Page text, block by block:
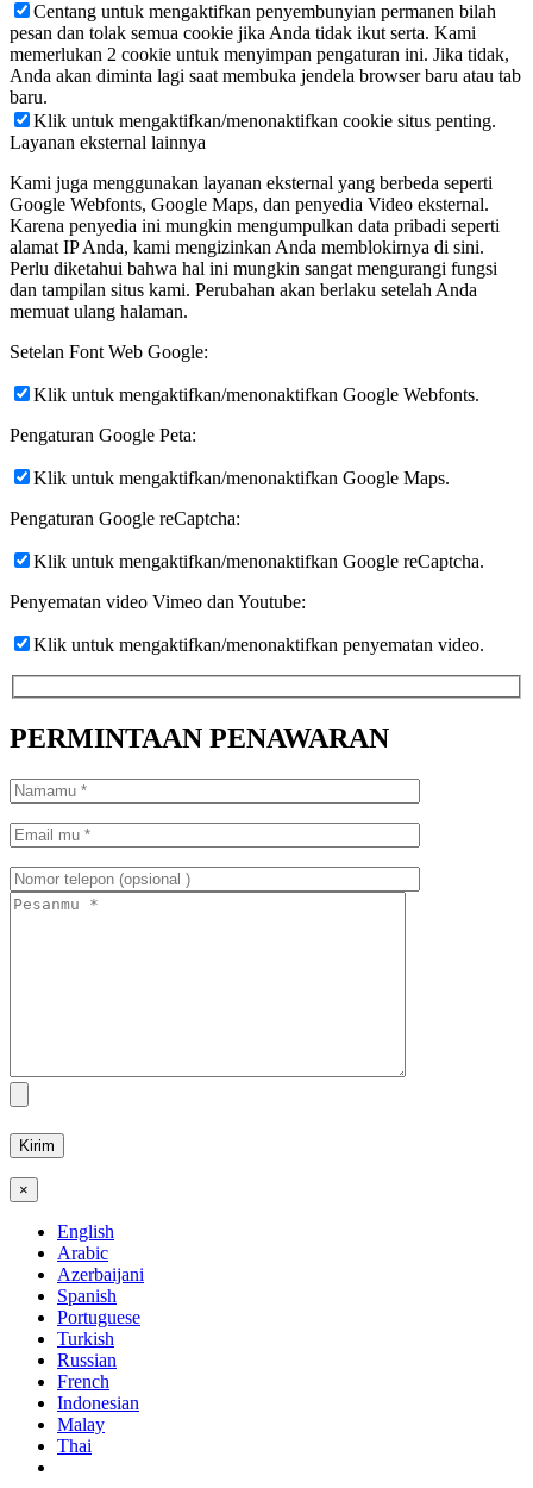
Centang untuk mengaktifkan penyembunyian permanen bilah
pesan dan tolak semua cookie jika Anda tidak ikut serta. Kami
memerlukan 2 cookie untuk menyimpan pengaturan ini. Jika tidak,
Anda akan diminta lagi saat membuka jendela browser baru atau tab
baru.
Klik untuk mengaktifkan/menonaktifkan cookie situs penting.
Layanan eksternal lainnya
Kami juga menggunakan layanan eksternal yang berbeda seperti
Google Webfonts, Google Maps, dan penyedia Video eksternal.
Karena penyedia ini mungkin mengumpulkan data pribadi seperti
alamat IP Anda, kami mengizinkan Anda memblokirnya di sini.
Perlu diketahui bahwa hal ini mungkin sangat mengurangi fungsi
dan tampilan situs kami. Perubahan akan berlaku setelah Anda
memuat ulang halaman.
Setelan Font Web Google:
Klik untuk mengaktifkan/menonaktifkan Google Webfonts.
Pengaturan Google Peta:
Klik untuk mengaktifkan/menonaktifkan Google Maps.
Pengaturan Google reCaptcha:
Klik untuk mengaktifkan/menonaktifkan Google reCaptcha.
Penyematan video Vimeo dan Youtube:
Klik untuk mengaktifkan/menonaktifkan penyematan video.
PERMINTAAN PENAWARAN
×
English
Arabic
Azerbaijani
Spanish
Portuguese
Turkish
Russian
French
Indonesian
Malay
Thai